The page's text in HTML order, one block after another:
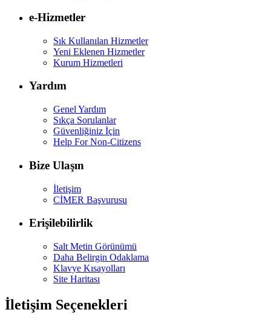
e-Hizmetler
Sık Kullanılan Hizmetler
Yeni Eklenen Hizmetler
Kurum Hizmetleri
Yardım
Genel Yardım
Sıkça Sorulanlar
Güvenliğiniz İçin
Help For Non-Citizens
Bize Ulaşın
İletişim
CİMER Başvurusu
Erişilebilirlik
Salt Metin Görünümü
Daha Belirgin Odaklama
Klavye Kısayolları
Site Haritası
İletişim Seçenekleri